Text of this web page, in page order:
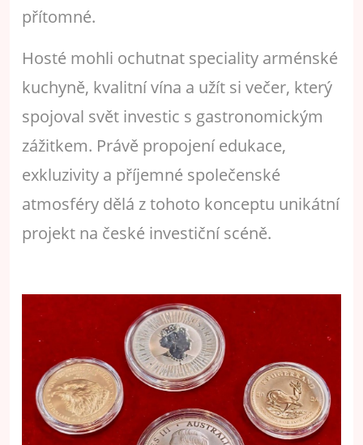
přítomné.
Hosté mohli ochutnat speciality arménské
kuchyně, kvalitní vína a užít si večer, který
spojoval svět investic s gastronomickým
zážitkem. Právě propojení edukace,
exkluzivity a příjemné společenské
atmosféry dělá z tohoto konceptu unikátní
projekt na české investiční scéně.